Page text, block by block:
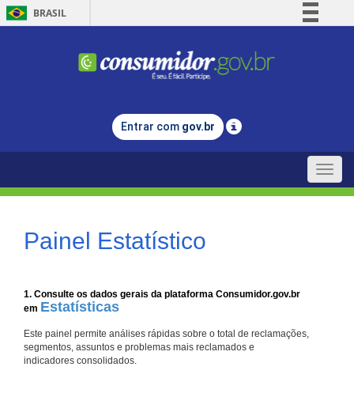
BRASIL
Comunica BR
Legislação
Entrar com gov.br
Toggle
Painel Estatístico
1. Consulte os dados gerais da plataforma Consumidor.gov.br
em Estatísticas
Este painel permite análises rápidas sobre o total de reclamações,
segmentos, assuntos e problemas mais reclamados e
indicadores consolidados.